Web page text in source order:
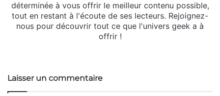
déterminée à vous offrir le meilleur contenu possible,
tout en restant à l'écoute de ses lecteurs. Rejoignez-
nous pour découvrir tout ce que l'univers geek a à
offrir !
Laisser un commentaire